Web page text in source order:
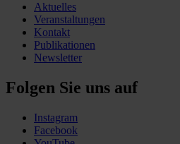
Aktuelles
Veranstaltungen
Kontakt
Publikationen
Newsletter
Folgen Sie uns auf
Instagram
Facebook